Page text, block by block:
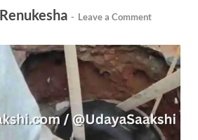
- Leave a Comment